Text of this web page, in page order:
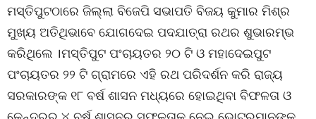
ମସ୍ତିପୁଟଠାରେ ଜିଲ୍ଲା ବିଜେପି ସଭାପତି ବିଜୟ କୁମାର ମିଶ୍ର
ମୁଖ୍ୟ ଅତିଥିଭାବେ ଯୋଗଦେଇ ପଦଯାତ୍ରା ରଥର ଶୁଭାରମ୍ଭ
କରିଥିଲେ ।ମସ୍ତିପୁଟ ପଂଚାୟତର ୨୦ ଟି ଓ ମହାଦେଇପୁଟ
ପଂଚାୟତର ୨୨ ଟି ଗ୍ରାମରେ ଏହି ରଥ ପରିଦର୍ଶନ କରି ରାଜ୍ୟ
ସରକାରଙ୍କ ୧୮ ବର୍ଷ ଶାସନ ମଧ୍ୟରେ ହୋଇଥିବା ବିଫଳତା ଓ